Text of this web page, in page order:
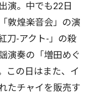
演。中でも22日
敦煌楽音会」の演
刀-アクト-」の殺
演奏の「増田めぐ
この日はまた、イ
たチャイを販売す